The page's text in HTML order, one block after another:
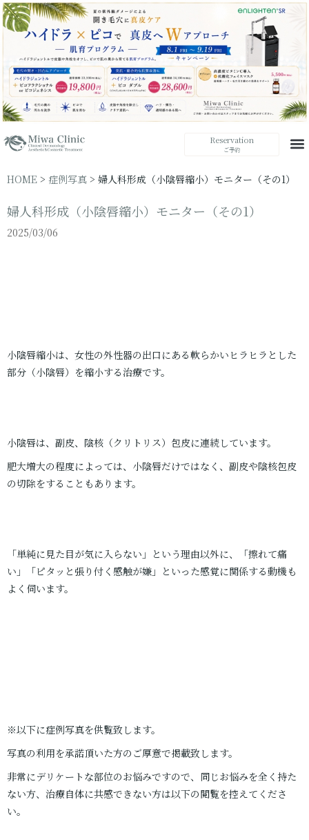
Reservation
ご予約
HOME > 症例写真 > 婦人科形成（小陰唇縮小）モニター（その1）
婦人科形成（小陰唇縮小）モニター（その1）
2025/03/06
小陰唇縮小は、女性の外性器の出口にある軟らかいヒラヒラとした
部分（小陰唇）を縮小する治療です。
小陰唇は、副皮、陰核（クリトリス）包皮に連続しています。
肥大増大の程度によっては、小陰唇だけではなく、副皮や陰核包皮
の切除をすることもあります。
「単純に見た目が気に入らない」という理由以外に、「擦れて痛
い」「ピタッと張り付く感触が嫌」といった感覚に関係する動機も
よく伺います。
※以下に症例写真を供覧致します。
写真の利用を承諾頂いた方のご厚意で掲載致します。
非常にデリケートな部位のお悩みですので、同じお悩みを全く持た
ない方、治療自体に共感できない方は以下の閲覧を控えてくださ
い。